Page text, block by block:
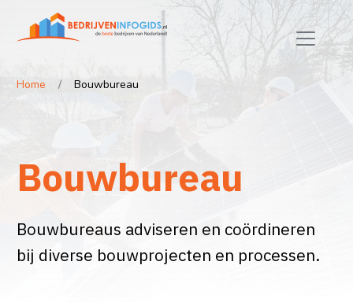
Home Bouwbureau
Bouwbureau
Bouwbureaus adviseren en coördineren
bij diverse bouwprojecten en processen.